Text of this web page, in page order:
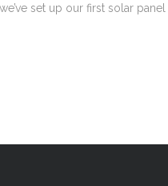
set up our first solar